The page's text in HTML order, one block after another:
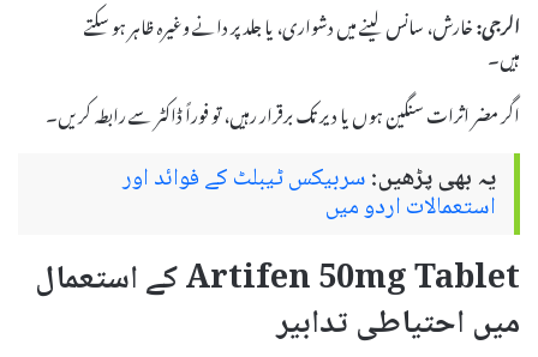
الرجی:خارش، سانس لینے میں دشواری، یا جلد پر دانے وغیرہ ظاہر ہو سکتے
ہیں۔
اگر مضر اثرات سنگین ہوں یا دیر تک برقرار رہیں، تو فوراً ڈاکٹر سے رابطہ کریں۔
یہ بھی پڑھیں:سربیکس ٹیبلٹ کے فوائد اور
استعمالات اردو میں
Artifen 50mg Tablet کے استعمال
میں احتیاطی تدابیر